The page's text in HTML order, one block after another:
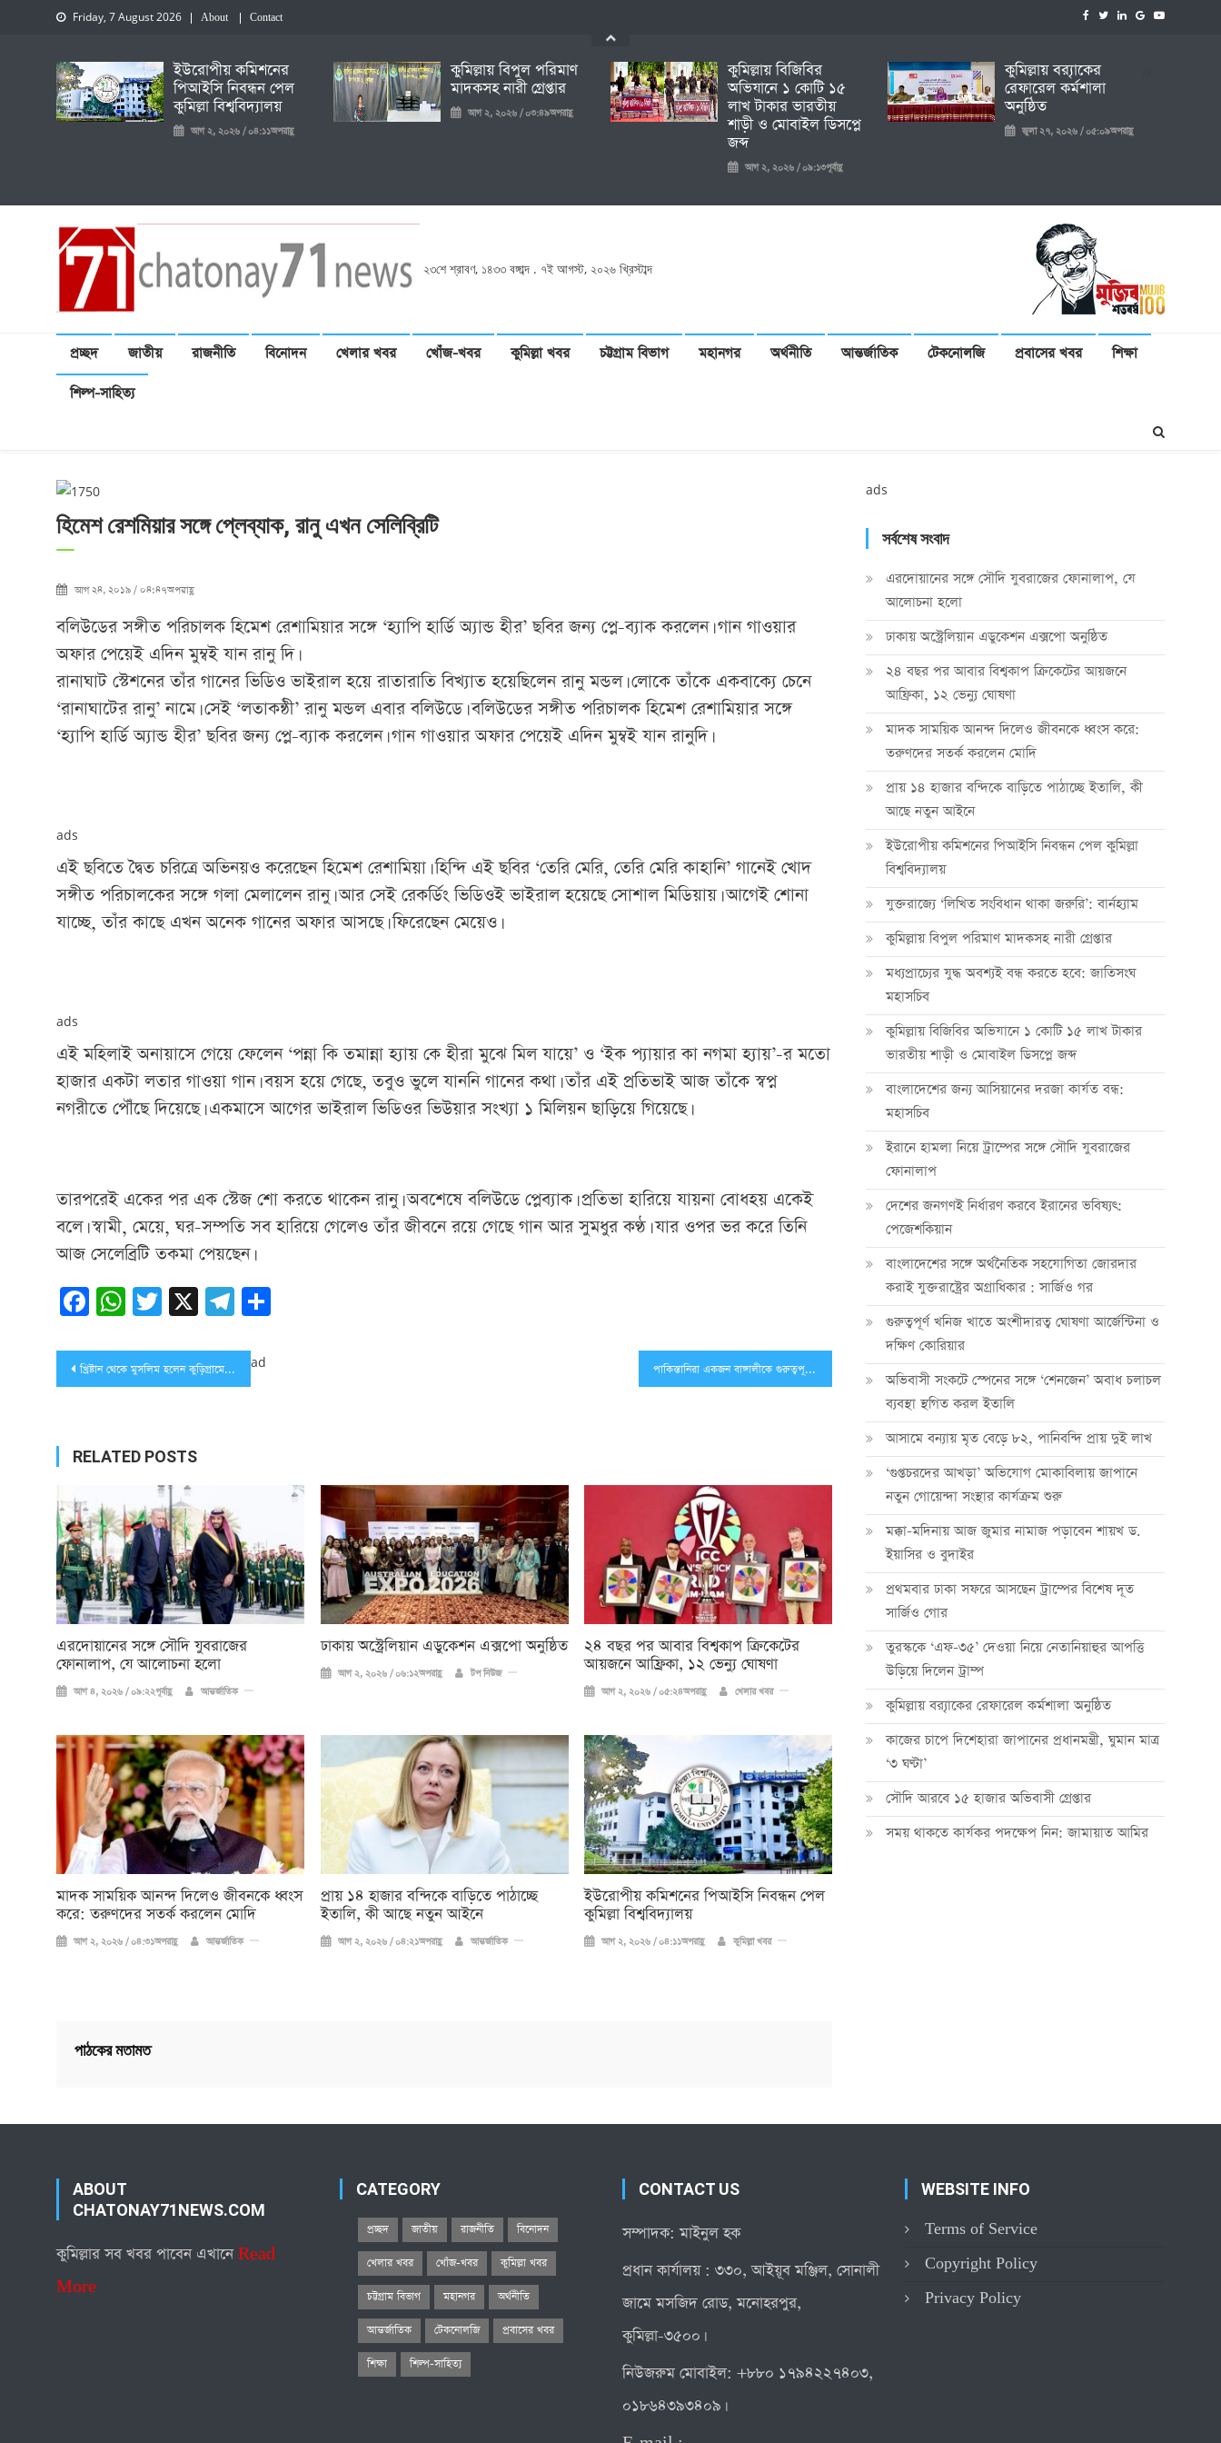
Friday, 7 August 2026 About Contact
ইউরোপীয় কমিশনের
পিআইসি নিবন্ধন পেল
কুমিল্লা বিশ্ববিদ্যালয়
আগ ২, ২০২৬ / ০৪:১১অপরাহ্ণ
কুমিল্লায় বিপুল পরিমাণ
মাদকসহ নারী গ্রেপ্তার
আগ ২, ২০২৬ / ০৩:৪৯অপরাহ্ণ
কুমিল্লায় বিজিবির
অভিযানে ১ কোটি ১৫
লাখ টাকার ভারতীয়
শাড়ী ও মোবাইল ডিসপ্লে
জব্দ
আগ ২, ২০২৬ / ০৯:১৩পূর্বাহ্ণ
কুমিল্লায় ব্র‍্যাকের
রেফারেল কর্মশালা
অনুষ্ঠিত
জুলা ২৭, ২০২৬ / ০৫:০৯অপরাহ্ণ
২৩শে শ্রাবণ, ১৪৩৩ বঙ্গাব্দ . ৭ই আগস্ট, ২০২৬ খ্রিস্টাব্দ
প্রচ্ছদ জাতীয় রাজনীতি বিনোদন খেলার খবর খোঁজ-খবর কুমিল্লা খবর চট্টগ্রাম বিভাগ মহানগর অর্থনীতি আন্তর্জাতিক টেকনোলজি প্রবাসের খবর শিক্ষা
শিল্প-সাহিত্য
হিমেশ রেশমিয়ার সঙ্গে প্লেব্যাক, রানু এখন সেলিব্রিটি
আগ ২৪, ২০১৯ / ০৪:৪৭অপরাহ্ণ
বলিউডের সঙ্গীত পরিচালক হিমেশ রেশামিয়ার সঙ্গে ‘হ্যাপি হার্ডি অ্যান্ড হীর’ ছবির জন্য প্লে-ব্যাক করলেন। গান গাওয়ার
অফার পেয়েই এদিন মুম্বই যান রানু দি।
রানাঘাট স্টেশনের তাঁর গানের ভিডিও ভাইরাল হয়ে রাতারাতি বিখ্যাত হয়েছিলেন রানু মন্ডল। লোকে তাঁকে একবাক্যে চেনে
‘রানাঘাটের রানু’ নামে। সেই ‘লতাকন্ঠী’ রানু মন্ডল এবার বলিউডে। বলিউডের সঙ্গীত পরিচালক হিমেশ রেশামিয়ার সঙ্গে
‘হ্যাপি হার্ডি অ্যান্ড হীর’ ছবির জন্য প্লে-ব্যাক করলেন। গান গাওয়ার অফার পেয়েই এদিন মুম্বই যান রানুদি।
ads
এই ছবিতে দ্বৈত চরিত্রে অভিনয়ও করেছেন হিমেশ রেশামিয়া। হিন্দি এই ছবির ‘তেরি মেরি, তেরি মেরি কাহানি’ গানেই খোদ
সঙ্গীত পরিচালকের সঙ্গে গলা মেলালেন রানু। আর সেই রেকর্ডিং ভিডিওই ভাইরাল হয়েছে সোশাল মিডিয়ায়। আগেই শোনা
যাচ্ছে, তাঁর কাছে এখন অনেক গানের অফার আসছে। ফিরেছেন মেয়েও।
ads
এই মহিলাই অনায়াসে গেয়ে ফেলেন ‘পন্না কি তমান্না হ্যায় কে হীরা মুঝে মিল যায়ে’ ও ‘ইক প্যায়ার কা নগমা হ্যায়’-র মতো
হাজার একটা লতার গাওয়া গান। বয়স হয়ে গেছে, তবুও ভুলে যাননি গানের কথা। তাঁর এই প্রতিভাই আজ তাঁকে স্বপ্ন
নগরীতে পৌঁছে দিয়েছে। একমাসে আগের ভাইরাল ভিডিওর ভিউয়ার সংখ্যা ১ মিলিয়ন ছাড়িয়ে গিয়েছে।
তারপরেই একের পর এক স্টেজ শো করতে থাকেন রানু। অবশেষে বলিউডে প্লেব্যাক। প্রতিভা হারিয়ে যায়না বোধহয় একেই
বলে। স্বামী, মেয়ে, ঘর-সম্পতি সব হারিয়ে গেলেও তাঁর জীবনে রয়ে গেছে গান আর সুমধুর কণ্ঠ। যার ওপর ভর করে তিনি
আজ সেলেব্রিটি তকমা পেয়ছেন।
Facebook
WhatsApp
Twitter
X Telegram
Post
খ্রিষ্টান থেকে মুসলিম হলেন কুড়িগ্রামের ৩১ জন নারী-পুরুষ পাকিস্তানিরা একজন বাঙ্গালীকে গুরুত্বপূর্ণ দায়িত্ব দেয় নাই: এমপি বাহার
ad
RELATED POSTS
এরদোয়ানের সঙ্গে সৌদি যুবরাজের
ফোনালাপ, যে আলোচনা হলো
আগ ৪, ২০২৬ / ০৯:২২পূর্বাহ্ণ আন্তর্জাতিক
ঢাকায় অস্ট্রেলিয়ান এডুকেশন এক্সপো অনুষ্ঠিত
আগ ২, ২০২৬ / ০৬:১২অপরাহ্ণ টপ নিউজ
২৪ বছর পর আবার বিশ্বকাপ ক্রিকে‌টের
আয়জনে আফ্রিকা, ১২ ভেন্যু ঘোষণা
আগ ২, ২০২৬ / ০৫:২৪অপরাহ্ণ খেলার খবর
মাদক সাময়িক আনন্দ দিলেও জীবনকে ধ্বংস
করে: তরুণদের সতর্ক করলেন মোদি
আগ ২, ২০২৬ / ০৪:৩১অপরাহ্ণ আন্তর্জাতিক
প্রায় ১৪ হাজার বন্দিকে বাড়িতে পাঠাচ্ছে
ইতালি, কী আছে নতুন আইনে
আগ ২, ২০২৬ / ০৪:২১অপরাহ্ণ আন্তর্জাতিক
ইউরোপীয় কমিশনের পিআইসি নিবন্ধন পেল
কুমিল্লা বিশ্ববিদ্যালয়
আগ ২, ২০২৬ / ০৪:১১অপরাহ্ণ কুমিল্লা খবর
পাঠকের মতামত
ads
সর্বশেষ সংবাদ
এরদোয়ানের সঙ্গে সৌদি যুবরাজের ফোনালাপ, যে
আলোচনা হলো
ঢাকায় অস্ট্রেলিয়ান এডুকেশন এক্সপো অনুষ্ঠিত
২৪ বছর পর আবার বিশ্বকাপ ক্রিকে‌টের আয়জনে
আফ্রিকা, ১২ ভেন্যু ঘোষণা
মাদক সাময়িক আনন্দ দিলেও জীবনকে ধ্বংস করে:
তরুণদের সতর্ক করলেন মোদি
প্রায় ১৪ হাজার বন্দিকে বাড়িতে পাঠাচ্ছে ইতালি, কী
আছে নতুন আইনে
ইউরোপীয় কমিশনের পিআইসি নিবন্ধন পেল কুমিল্লা
বিশ্ববিদ্যালয়
যুক্তরাজ্যে ‘লিখিত সংবিধান থাকা জরুরি’: বার্নহ্যাম
কুমিল্লায় বিপুল পরিমাণ মাদকসহ নারী গ্রেপ্তার
মধ্যপ্রাচ্যের যুদ্ধ অবশ্যই বন্ধ করতে হবে: জাতিসংঘ
মহাসচিব
কুমিল্লায় বিজিবির অভিযানে ১ কোটি ১৫ লাখ টাকার
ভারতীয় শাড়ী ও মোবাইল ডিসপ্লে জব্দ
বাংলাদেশের জন্য আসিয়ানের দরজা কার্যত বন্ধ:
মহাসচিব
ইরানে হামলা নিয়ে ট্রাম্পের সঙ্গে সৌদি যুবরাজের
ফোনালাপ
দেশের জনগণই নির্ধারণ করবে ইরানের ভবিষ্যৎ:
পেজেশকিয়ান
বাংলাদেশের সঙ্গে অর্থনৈতিক সহযোগিতা জোরদার
করাই যুক্তরাষ্ট্রের অগ্রাধিকার : সার্জিও গর
গুরুত্বপূর্ণ খনিজ খাতে অংশীদারত্ব ঘোষণা আর্জেন্টিনা ও
দক্ষিণ কোরিয়ার
অভিবাসী সংকটে স্পেনের সঙ্গে ‘শেনজেন’ অবাধ চলাচল
ব্যবস্থা স্থগিত করল ইতালি
আসামে বন্যায় মৃত বেড়ে ৮২, পানিবন্দি প্রায় দুই লাখ
‘গুপ্তচরদের আখড়া’ অভিযোগ মোকাবিলায় জাপানে
নতুন গোয়েন্দা সংস্থার কার্যক্রম শুরু
মক্কা-মদিনায় আজ জুমার নামাজ পড়াবেন শায়খ ড.
ইয়াসির ও বুদাইর
প্রথমবার ঢাকা সফরে আসছেন ট্রাম্পের বিশেষ দূত
সার্জিও গোর
তুরস্ককে ‘এফ-৩৫’ দেওয়া নিয়ে নেতানিয়াহুর আপত্তি
উড়িয়ে দিলেন ট্রাম্প
কুমিল্লায় ব্র‍্যাকের রেফারেল কর্মশালা অনুষ্ঠিত
কাজের চাপে দিশেহারা জাপানের প্রধানমন্ত্রী, ঘুমান মাত্র
‘৩ ঘণ্টা’
সৌদি আরবে ১৫ হাজার অভিবাসী গ্রেপ্তার
সময় থাকতে কার্যকর পদক্ষেপ নিন: জামায়াত আমির
ABOUT
CHATONAY71NEWS.COM
কুমিল্লার সব খবর পাবেন এখানেRead
More
CATEGORY
প্রচ্ছদ জাতীয় রাজনীতি বিনোদন
খেলার খবর খোঁজ-খবর কুমিল্লা খবর
চট্টগ্রাম বিভাগ মহানগর অর্থনীতি
আন্তর্জাতিক টেকনোলজি প্রবাসের খবর
শিক্ষা শিল্প-সাহিত্য
CONTACT US
সম্পাদক: মাইনুল হক
প্রধান কার্যালয় : ৩৩০, আইয়ূব মঞ্জিল, সোনালী
জামে মসজিদ রোড, মনোহরপুর,
কুমিল্লা-৩৫০০।
নিউজরুম মোবাইল: +৮৮০ ১৭৯৪২২৭৪০৩,
০১৮৬৪৩৯৩৪০৯।
WEBSITE INFO
Terms of Service
Copyright Policy
Privacy Policy